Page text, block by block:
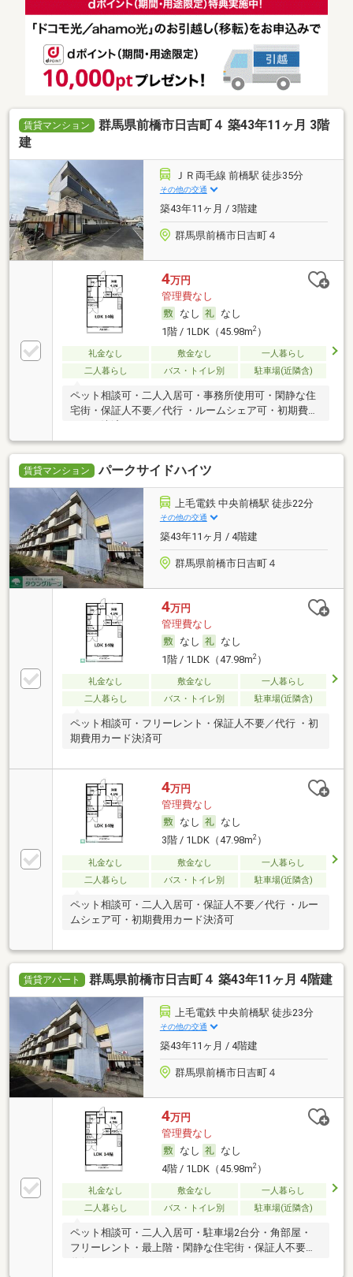
賃貸マンション
群馬県前橋市日吉町４ 築43年11ヶ月 3階
建
ＪＲ両毛線 前橋駅 徒歩35分
その他の交通
築43年11ヶ月 / 3階建
群馬県前橋市日吉町４
4万円
管理費なし
なし
なし
1階 / 1LDK（45.98m2）
礼金なし 敷金なし
一人暮らし
二人暮らし
バス・トイレ別 駐車場(近隣含)
ペット相談可・二人入居可・事務所使用可・閑静な住
宅街・保証人不要／代行 ・ルームシェア可・初期費用
賃貸マンション パークサイドハイツ
上毛電鉄 中央前橋駅 徒歩22分
その他の交通
築43年11ヶ月 / 4階建
群馬県前橋市日吉町４
4万円
管理費なし
なし
なし
1階 / 1LDK（47.98m2）
礼金なし 敷金なし
一人暮らし
二人暮らし
バス・トイレ別 駐車場(近隣含)
ペット相談可・フリーレント・保証人不要／代行 ・初
期費用カード決済可
4万円
管理費なし
なし
なし
3階 / 1LDK（47.98m2）
礼金なし 敷金なし
一人暮らし
二人暮らし
バス・トイレ別 駐車場(近隣含)
ペット相談可・二人入居可・保証人不要／代行 ・ルー
ムシェア可・初期費用カード決済可
賃貸アパート 群馬県前橋市日吉町４ 築43年11ヶ月 4階建
上毛電鉄 中央前橋駅 徒歩23分
その他の交通
築43年11ヶ月 / 4階建
群馬県前橋市日吉町４
4万円
管理費なし
なし
なし
4階 / 1LDK（45.98m2）
礼金なし 敷金なし
一人暮らし
二人暮らし
バス・トイレ別 駐車場(近隣含)
ペット相談可・二人入居可・駐車場2台分・角部屋・
フリーレント・最上階・閑静な住宅街・保証人不要／